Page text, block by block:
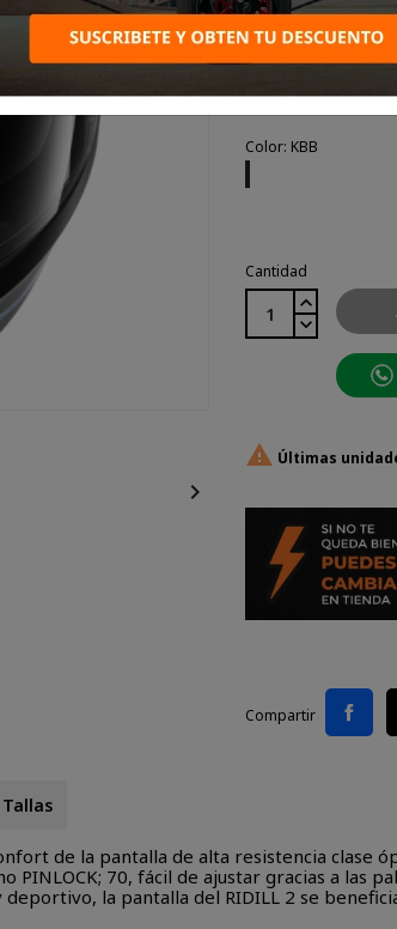

Talla: L
Color: KBB
Cantidad
 Últimas
Compartir
de la pantalla de alta resistencia clase
70, fácil de ajustar gracias a las
la pantalla del RIDILL 2 se